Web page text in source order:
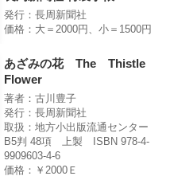
発行：長周新聞社
価格：大＝2000円、小＝1500円
あざみの花 The Thistle
Flower
著者：古川豊子
発行：長周新聞社
取扱：地方小出版流通センター
B5判 48項 上製 ISBN 978-4-
9909603-4-6
価格：￥2000Ｅ